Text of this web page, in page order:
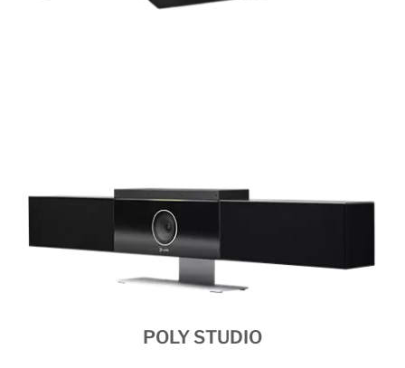
POLY STUDIO